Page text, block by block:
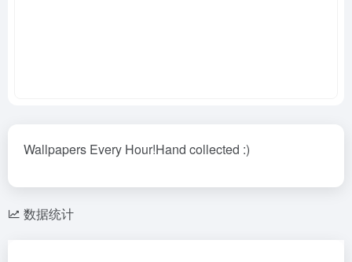
Wallpapers Every Hour!Hand collected :)
数据统计